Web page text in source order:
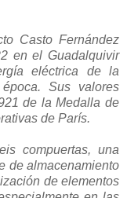
Casto Fernández
en el Guadalquivir
eléctrica de la
Sus valores
de la Medalla de
de París.
compuertas, una
de almacenamiento
de elementos